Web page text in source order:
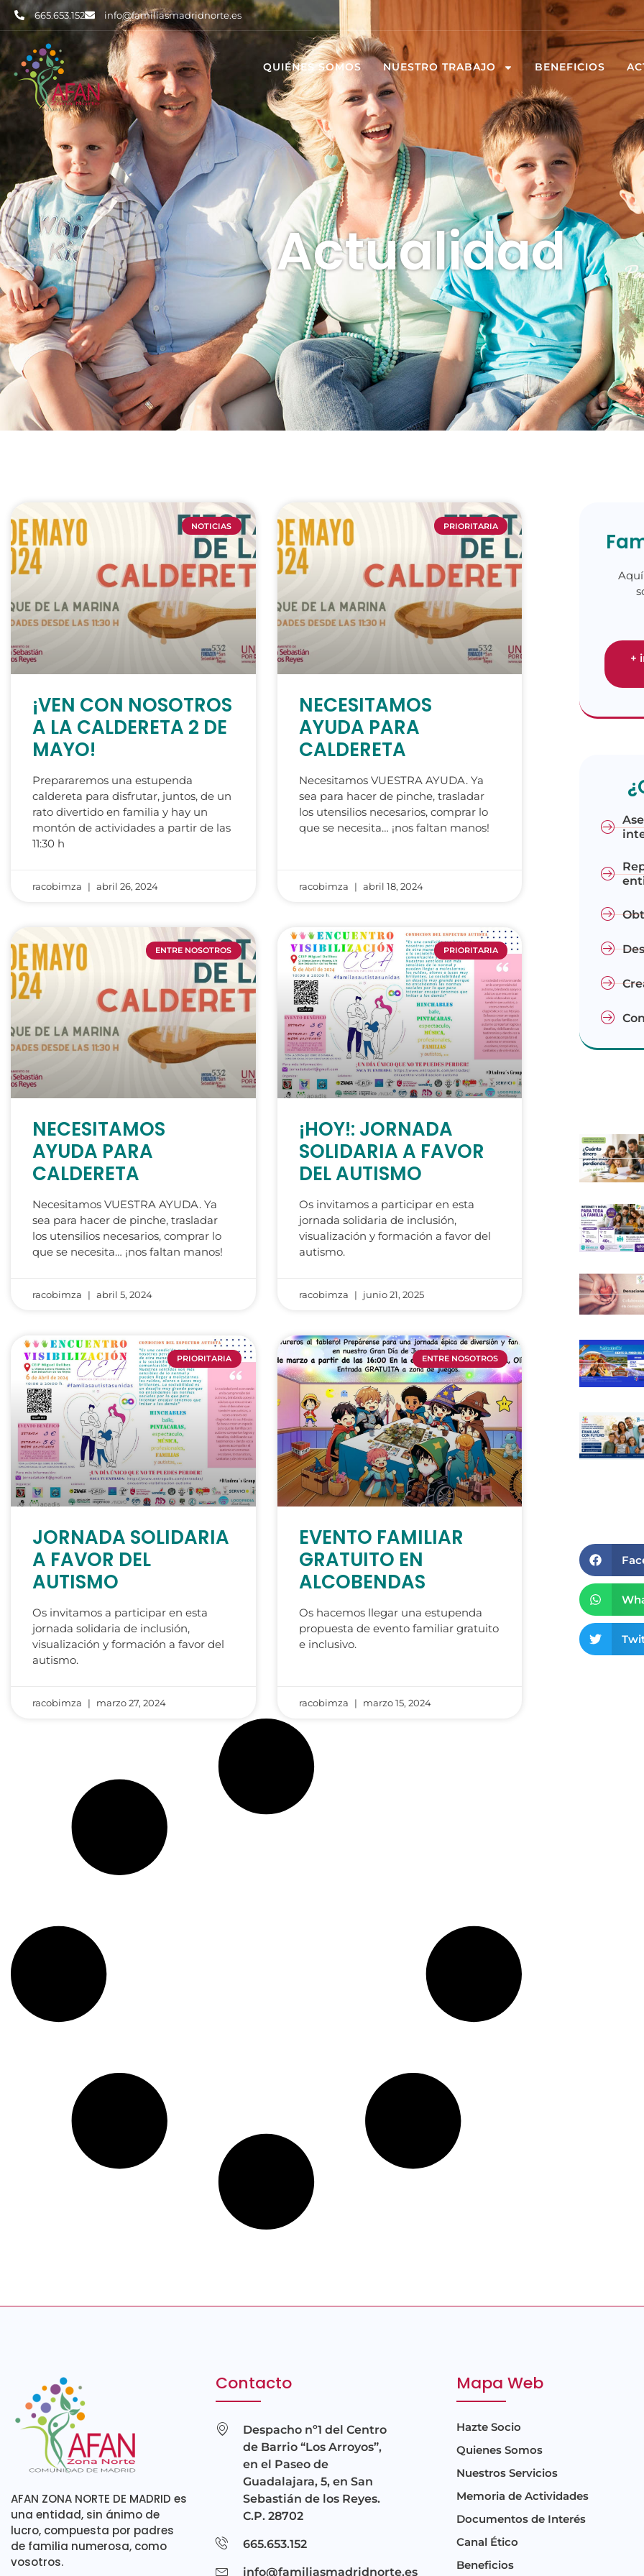
665.653.152 info@familiasmadridnorte.es
QUIÉNES SOMOS NUESTRO TRABAJO BENEFICIOS
Actualidad
NOTICIAS
¡VEN CON NOSOTROS
A LA CALDERETA 2 DE
MAYO!
Prepararemos una estupenda
caldereta para disfrutar, juntos, de un
rato divertido en familia y hay un
montón de actividades a partir de las
11:30 h
racobimza abril 26, 2024
PRIORITARIA
NECESITAMOS
AYUDA PARA
CALDERETA
Necesitamos VUESTRA AYUDA. Ya
sea para hacer de pinche, trasladar
los utensilios necesarios, comprar lo
que se necesita… ¡nos faltan manos!
racobimza abril 18, 2024
ENTRE NOSOTROS
NECESITAMOS
AYUDA PARA
CALDERETA
Necesitamos VUESTRA AYUDA. Ya
sea para hacer de pinche, trasladar
los utensilios necesarios, comprar lo
que se necesita… ¡nos faltan manos!
racobimza abril 5, 2024
PRIORITARIA
¡HOY!: JORNADA
SOLIDARIA A FAVOR
DEL AUTISMO
Os invitamos a participar en esta
jornada solidaria de inclusión,
visualización y formación a favor del
autismo.
racobimza junio 21, 2025
PRIORITARIA
JORNADA SOLIDARIA
A FAVOR DEL
AUTISMO
Os invitamos a participar en esta
jornada solidaria de inclusión,
visualización y formación a favor del
autismo.
racobimza marzo 27, 2024
ENTRE NOSOTROS
EVENTO FAMILIAR
GRATUITO EN
ALCOBENDAS
Os hacemos llegar una estupenda
propuesta de evento familiar gratuito
e inclusivo.
racobimza marzo 15, 2024
+
AFAN ZONA NORTE DE MADRID es
una entidad, sin ánimo de
lucro, compuesta por padres
de familia numerosa, como
vosotros.
Contacto
Despacho nº1 del Centro
de Barrio “Los Arroyos”,
en el Paseo de
Guadalajara, 5, en San
Sebastián de los Reyes.
C.P. 28702
665.653.152
info@familiasmadridnorte.es
Mapa Web
Hazte Socio
Quienes Somos
Nuestros Servicios
Memoria de Actividades
Documentos de Interés
Canal Ético
Beneficios